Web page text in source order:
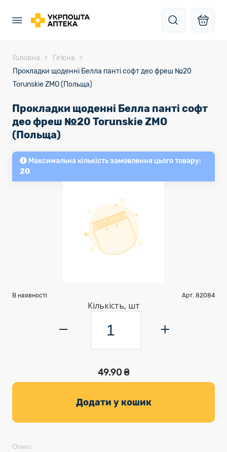
Головна
Гігієна
Прокладки щоденні Белла панті софт део фреш №20
Torunskie ZMO (Польща)
Прокладки щоденні Белла панті софт
део фреш №20 Torunskie ZMO
(Польща)
Максимальна кількість замовлення цього товару:
20
В наявності Арт. 82084
Кількість, шт
49.90 ₴
Додати у кошик
Опис: